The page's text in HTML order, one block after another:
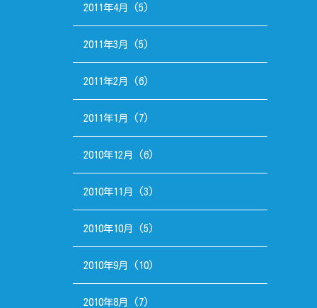
2011年4月 (5)
2011年3月 (5)
2011年2月 (6)
2011年1月 (7)
2010年12月 (6)
2010年11月 (3)
2010年10月 (5)
2010年9月 (10)
2010年8月 (7)